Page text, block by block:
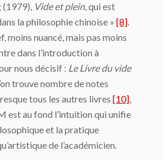
(1979), Vide et plein, qui est
la philosophie chinoise » [8].
moins nuancé, mais pas moins
dans l’introduction à
nous décisif : Le Livre du vide
trouve nombre de notes
tous les autres livres [10],
est au fond l’intuition qui unifie
et la pratique
de l’académicien.